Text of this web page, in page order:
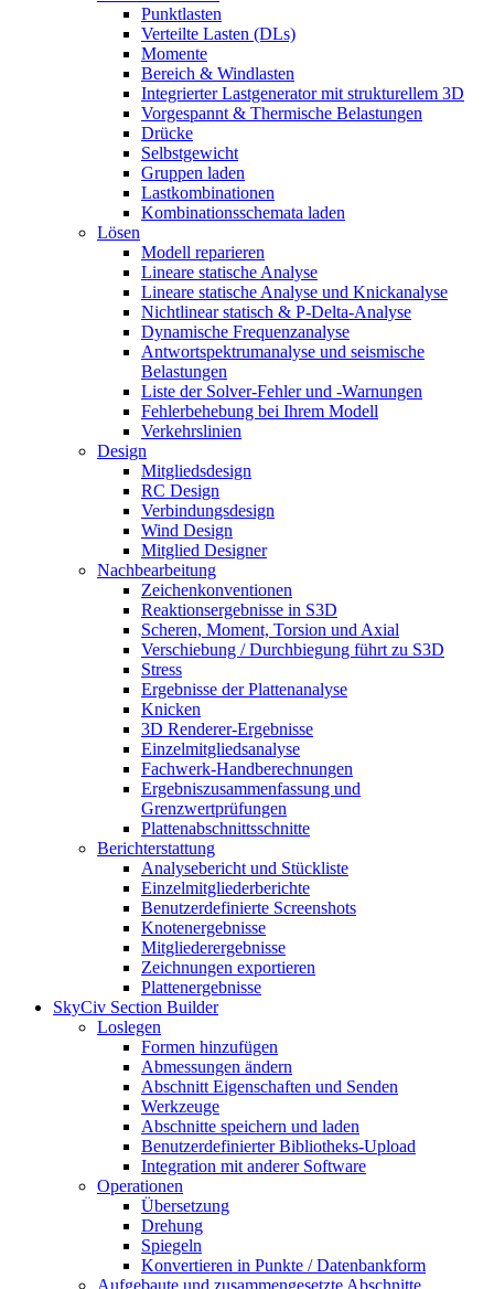
Punktlasten
Verteilte Lasten (DLs)
Momente
Bereich & Windlasten
Integrierter Lastgenerator mit strukturellem 3D
Vorgespannt & Thermische Belastungen
Drücke
Selbstgewicht
Gruppen laden
Lastkombinationen
Kombinationsschemata laden
Lösen
Modell reparieren
Lineare statische Analyse
Lineare statische Analyse und Knickanalyse
Nichtlinear statisch & P-Delta-Analyse
Dynamische Frequenzanalyse
Antwortspektrumanalyse und seismische
Belastungen
Liste der Solver-Fehler und -Warnungen
Fehlerbehebung bei Ihrem Modell
Verkehrslinien
Design
Mitgliedsdesign
RC Design
Verbindungsdesign
Wind Design
Mitglied Designer
Nachbearbeitung
Zeichenkonventionen
Reaktionsergebnisse in S3D
Scheren, Moment, Torsion und Axial
Verschiebung / Durchbiegung führt zu S3D
Stress
Ergebnisse der Plattenanalyse
Knicken
3D Renderer-Ergebnisse
Einzelmitgliedsanalyse
Fachwerk-Handberechnungen
Ergebniszusammenfassung und
Grenzwertprüfungen
Plattenabschnittsschnitte
Berichterstattung
Analysebericht und Stückliste
Einzelmitgliederberichte
Benutzerdefinierte Screenshots
Knotenergebnisse
Mitgliederergebnisse
Zeichnungen exportieren
Plattenergebnisse
SkyCiv Section Builder
Loslegen
Formen hinzufügen
Abmessungen ändern
Abschnitt Eigenschaften und Senden
Werkzeuge
Abschnitte speichern und laden
Benutzerdefinierter Bibliotheks-Upload
Integration mit anderer Software
Operationen
Übersetzung
Drehung
Spiegeln
Konvertieren in Punkte / Datenbankform